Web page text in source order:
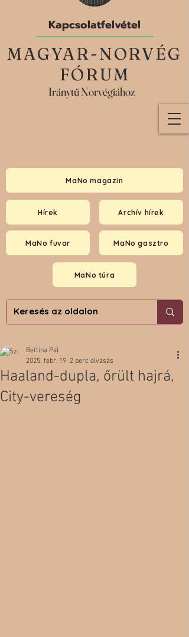
MAGYAR-NORVÉG
FÓRUM
Iránytű Norvégiához
Hírek
MaNo magazin
MaNo fuvar MaNo gasztro
MaNo túra
Archív hírek
Kapcsolatfelvétel
Haaland-dupla, őrült hajrá,
City-vereség
Bettina Pal
2025. febr. 19. 2 perc olvasás